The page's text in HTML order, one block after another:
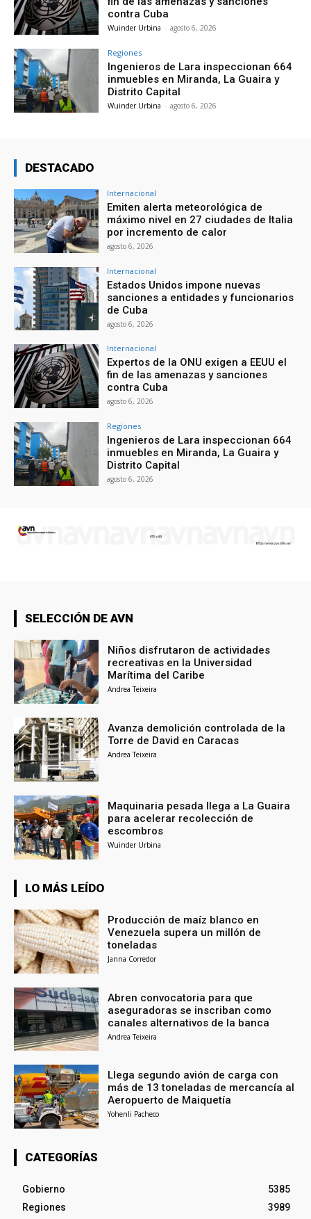
contra Cuba
Wuinder Urbina - agosto 6, 2026
Regiones
Ingenieros de Lara inspeccionan 664
inmuebles en Miranda, La Guaira y
Distrito Capital
Wuinder Urbina - agosto 6, 2026
DESTACADO
Internacional
Emiten alerta meteorológica de
máximo nivel en 27 ciudades de Italia
por incremento de calor
agosto 6, 2026
Internacional
Estados Unidos impone nuevas
sanciones a entidades y funcionarios
de Cuba
agosto 6, 2026
Internacional
Expertos de la ONU exigen a EEUU el
fin de las amenazas y sanciones
contra Cuba
agosto 6, 2026
Regiones
Ingenieros de Lara inspeccionan 664
inmuebles en Miranda, La Guaira y
Distrito Capital
agosto 6, 2026
SELECCIÓN DE AVN
Niños disfrutaron de actividades
recreativas en la Universidad
Marítima del Caribe
Andrea Teixeira
Avanza demolición controlada de la
Torre de David en Caracas
Andrea Teixeira
Maquinaria pesada llega a La Guaira
para acelerar recolección de
escombros
Wuinder Urbina
LO MÁS LEÍDO
Producción de maíz blanco en
Venezuela supera un millón de
toneladas
Janna Corredor
Abren convocatoria para que
aseguradoras se inscriban como
canales alternativos de la banca
Andrea Teixeira
Llega segundo avión de carga con
más de 13 toneladas de mercancía al
Aeropuerto de Maiquetía
Yohenli Pacheco
CATEGORÍAS
Gobierno
5385
Regiones
3989